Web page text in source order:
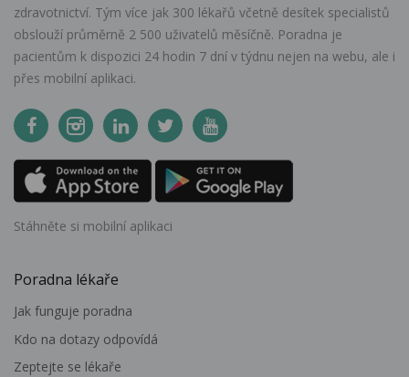
zdravotnictví. Tým více jak 300 lékařů včetně desítek specialistů
obslouží průměrně 2 500 uživatelů měsíčně. Poradna je
pacientům k dispozici 24 hodin 7 dní v týdnu nejen na webu, ale i
přes mobilní aplikaci.
Stáhněte si mobilní aplikaci
Poradna lékaře
Jak funguje poradna
Kdo na dotazy odpovídá
Zeptejte se lékaře